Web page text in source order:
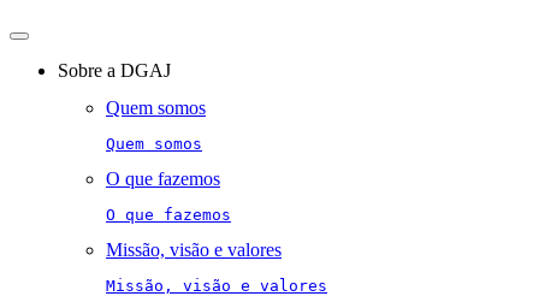
Toggle
navigationSobre a DGAJ
Quem somos
Quem somos
O que fazemos
O que fazemos
Missão, visão e valores
Missão, visão e valores